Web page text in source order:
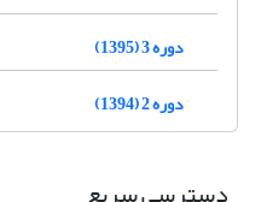
دوره 3 (1395)
دوره 2 (1394)